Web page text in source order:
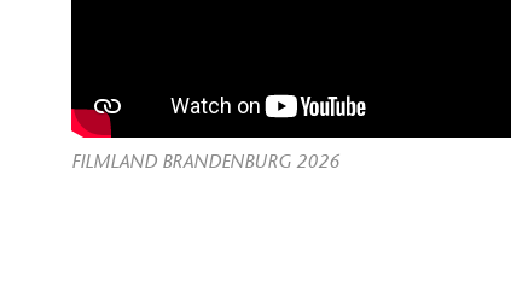
FILMLAND BRANDENBURG 2026